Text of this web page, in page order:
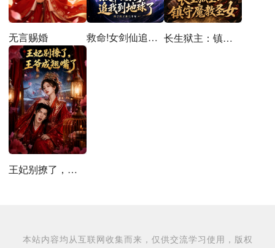
无言赐婚 救命!女剑仙追到地球了 长生狱主：镇守魔教圣女
王妃别撩了，王爷成翘嘴了
本站内容均从互联网收集而来，仅供交流学习使用，版权